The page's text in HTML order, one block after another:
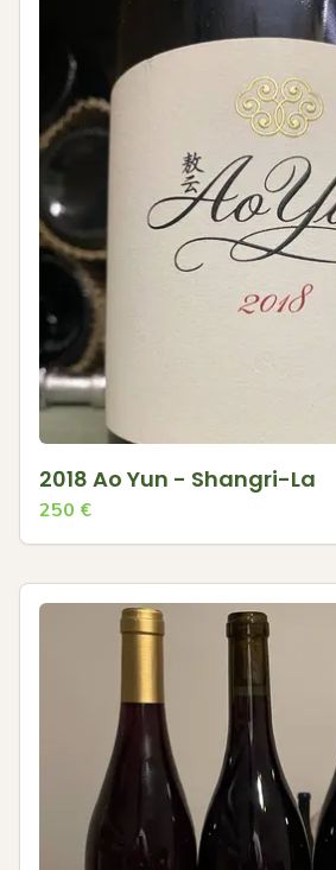
2018 Ao Yun - Shangri-La
250 €